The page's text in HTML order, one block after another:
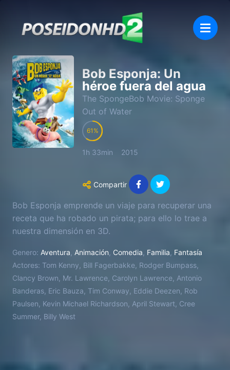
Bob Esponja: Un
héroe fuera del agua
The SpongeBob Movie: Sponge
Out of Water
61
1h 33min 2015
Compartir
Bob Esponja emprende un viaje para recuperar una
receta que ha robado un pirata; para ello lo trae a
nuestra dimensión en 3D.
Genero: Aventura Animación Comedia Familia Fantasía
Actores: Tom Kenny, Bill Fagerbakke, Rodger Bumpass,
Clancy Brown, Mr. Lawrence, Carolyn Lawrence, Antonio
Banderas, Eric Bauza, Tim Conway, Eddie Deezen, Rob
Paulsen, Kevin Michael Richardson, April Stewart, Cree
Summer, Billy West